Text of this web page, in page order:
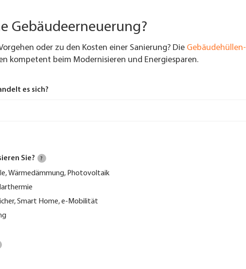
Gebäudeerneuerung?
oder zu den Kosten einer Sanierung? Die Gebäudehüllen-
kompetent beim Modernisieren und Energiesparen.
es sich?
Sie? ?
Wärmedämmung, Photovoltaik
Smart Home, e-Mobilität